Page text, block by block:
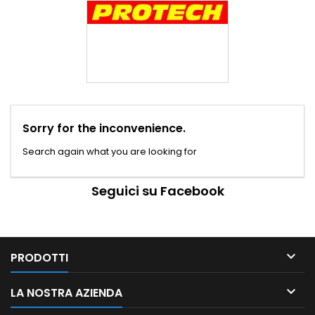
Sorry for the inconvenience.
Search again what you are looking for
Seguici su Facebook
PRODOTTI 
LA NOSTRA AZIENDA 